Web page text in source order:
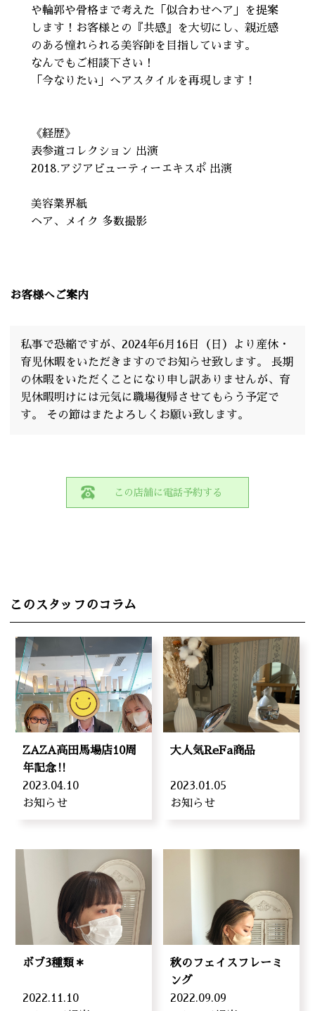
や輪郭や骨格まで考えた「似合わせヘア」を提案
します！お客様との『共感』を大切にし、親近感
のある憧れられる美容師を目指しています。
なんでもご相談下さい！
「今なりたい」へアスタイルを再現します！
《経歴》
表参道コレクション 出演
2018.アジアビューティーエキスポ 出演
美容業界紙
ヘア、メイク 多数撮影
お客様へご案内
私事で恐縮ですが、2024年6月16日（日）より産休・
育児休暇をいただきますのでお知らせ致します。 長期
の休暇をいただくことになり申し訳ありませんが、育
児休暇明けには元気に職場復帰させてもらう予定で
す。 その節はまたよろしくお願い致します。
この店舗に電話予約する
このスタッフのコラム
ZAZA高田馬場店10周
年記念‼︎
2023.04.10
お知らせ
大人気ReFa商品
2023.01.05
お知らせ
ボブ3種類＊
2022.11.10
秋のフェイスフレーミ
ング
2022.09.09